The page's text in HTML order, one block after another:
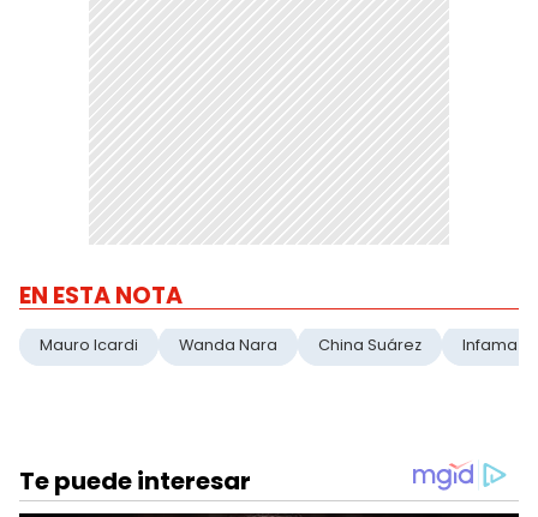
EN ESTA NOTA
Mauro Icardi Wanda Nara China Suárez Infama